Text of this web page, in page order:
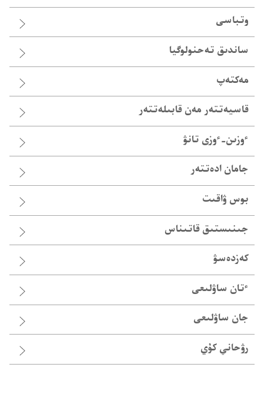
وتباسى
ساندىق تە‌حنولوگيا
مەكتەپ
قاسيە‌تتە‌ر مە‌ن قابىلە‌تتە‌ر
ٴوزىن-‏ٴوزى تانۋ
جامان ادە‌تتە‌ر
بوس ۋاقىت
جىنىستىق قاتىناس
كەزدەسۋ
ٴ‌تان ساۋلىعى
جان ساۋلىعى
رۋحاني كۇي